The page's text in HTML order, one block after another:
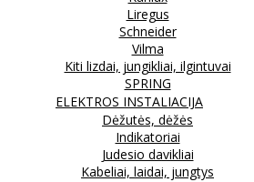
Liregus
Schneider
Vilma
Kiti lizdai, jungikliai, ilgintuvai
SPRING
ELEKTROS INSTALIACIJA
Dėžutės, dėžės
Indikatoriai
Judesio davikliai
Kabeliai, laidai, jungtys